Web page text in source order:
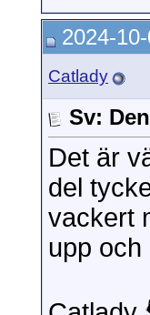
2024-
Catlady
Sv:
Det är
del
vackert
upp och